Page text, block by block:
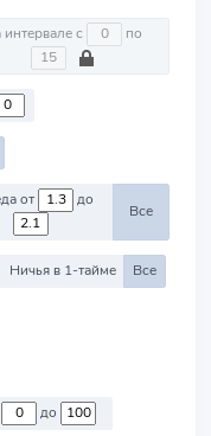
На интервале с по
Победа от до
Все
Ничья в 1-тайме Все
до